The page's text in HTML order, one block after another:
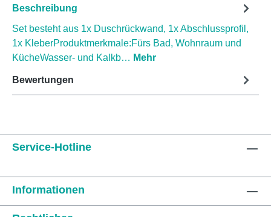
Beschreibung
Set besteht aus 1x Duschrückwand, 1x Abschlussprofil,
1x KleberProduktmerkmale:Fürs Bad, Wohnraum und
KücheWasser- und Kalkb… Mehr
Bewertungen
Service-Hotline
Informationen